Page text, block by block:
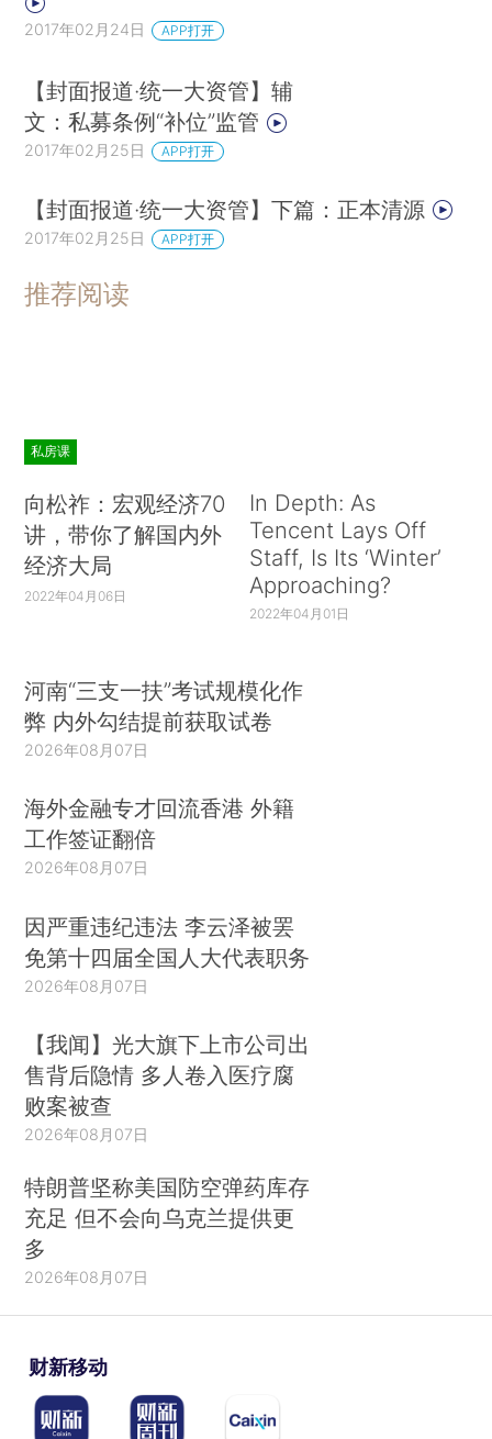
2017年02月24日 APP打开
【封面报道·统一大资管】辅
文：私募条例“补位”监管
2017年02月25日 APP打开
【封面报道·统一大资管】下篇：正本清源
2017年02月25日 APP打开
推荐阅读
私房课
向松祚：宏观经济70
讲，带你了解国内外
经济大局
2022年04月06日
In Depth: As
Tencent Lays Off
Staff, Is Its ‘Winter’
Approaching?
2022年04月01日
河南“三支一扶”考试规模化作
弊 内外勾结提前获取试卷
2026年08月07日
海外金融专才回流香港 外籍
工作签证翻倍
2026年08月07日
因严重违纪违法 李云泽被罢
免第十四届全国人大代表职务
2026年08月07日
【我闻】光大旗下上市公司出
售背后隐情 多人卷入医疗腐
败案被查
2026年08月07日
特朗普坚称美国防空弹药库存
充足 但不会向乌克兰提供更
多
2026年08月07日
财新移动